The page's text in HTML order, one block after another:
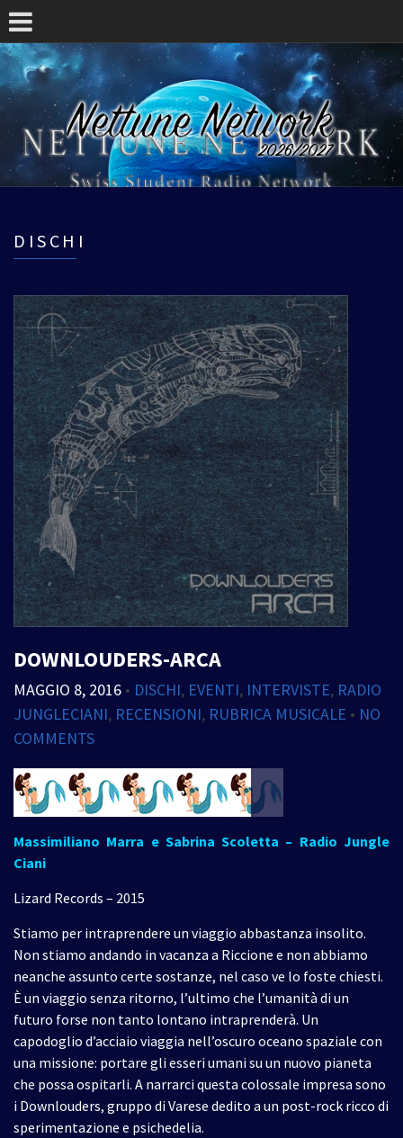
DISCHI
DOWNLOUDERS-ARCA
MAGGIO 8, 2016 • DISCHI, EVENTI, INTERVISTE, RADIO
JUNGLECIANI, RECENSIONI, RUBRICA MUSICALE • NO
COMMENTS
Massimiliano Marra e Sabrina Scoletta – Radio Jungle
Ciani
Lizard Records – 2015
Stiamo per intraprendere un viaggio abbastanza insolito.
Non stiamo andando in vacanza a Riccione e non abbiamo
neanche assunto certe sostanze, nel caso ve lo foste chiesti.
È un viaggio senza ritorno, l’ultimo che l’umanità di un
futuro forse non tanto lontano intraprenderà. Un
capodoglio d’acciaio viaggia nell’oscuro oceano spaziale con
una missione: portare gli esseri umani su un nuovo pianeta
che possa ospitarli. A narrarci questa colossale impresa sono
i Downlouders, gruppo di Varese dedito a un post-rock ricco di
sperimentazione e psichedelia.